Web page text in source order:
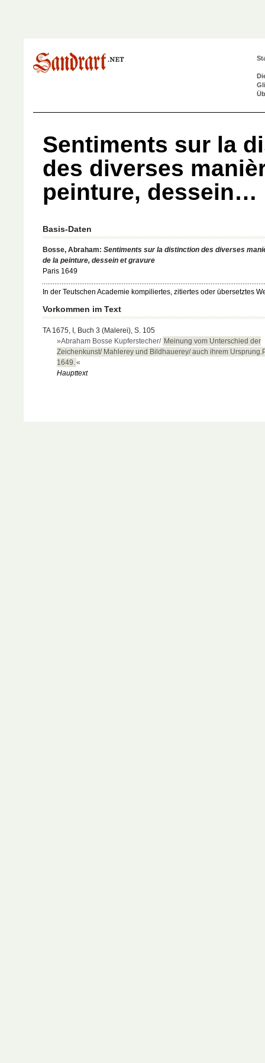
Sentiments sur la
des diverses
peinture, dessein…
Basis-Daten
Bosse, Abraham: Sentiments sur la distinction des diverses
de la peinture, dessein et gravure
Paris 1649
In der Teutschen Academie kompiliertes, zitiertes oder übersetztes
Vorkommen im Text
TA 1675, I, Buch 3 (Malerei), S. 105
»Abraham Bosse Kupferstecher/ Meinung vom Unterschied der
Zeichenkunst/ Mahlerey und Bildhauerey/ auch ihrem
1649. «
Haupttext